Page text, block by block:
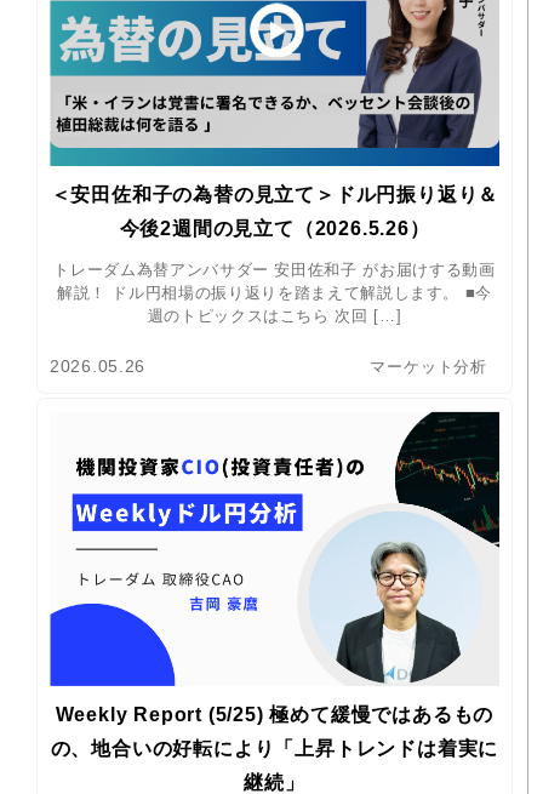
＜安田佐和子の為替の見立て＞ドル円振り返り＆
今後2週間の見立て（2026.5.26）
トレーダム為替アンバサダー 安田佐和子 がお届けする動画
解説！ ドル円相場の振り返りを踏まえて解説します。 ■今
週のトピックスはこちら 次回 […]
2026.05.26 マーケット分析
Weekly Report (5/25) 極めて緩慢ではあるもの
の、地合いの好転により「上昇トレンドは着実に
継続」